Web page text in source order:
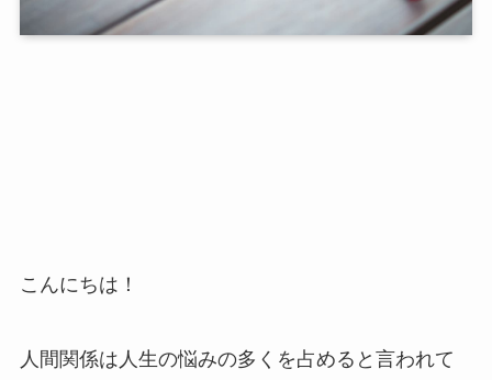
こんにちは！
人間関係は人生の悩みの多くを占めると言われて